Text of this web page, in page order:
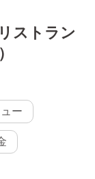
ストラン
ー